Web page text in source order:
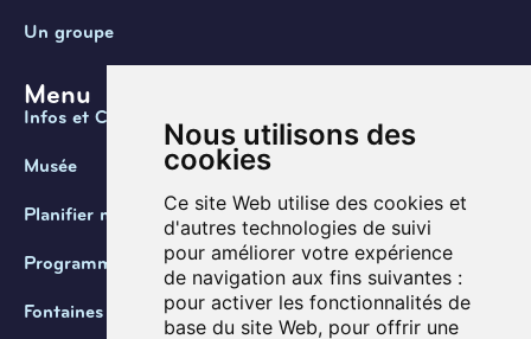
Nous utilisons des
cookies
Ce site Web utilise des cookies et
d'autres technologies de suivi
pour améliorer votre expérience
de navigation aux fins suivantes :
pour activer les fonctionnalités de
base du site Web, pour offrir une
Un groupe
Menu
Infos et Contact
Musée
Planifier ma visite
Programmation
Fontaines de Belgique